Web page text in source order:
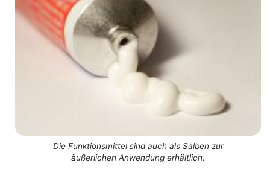
Die Funktionsmittel sind auch als Salben zur
äußerlichen Anwendung erhältlich.